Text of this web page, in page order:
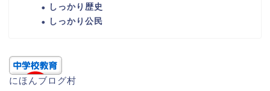
しっかり歴史
しっかり公民
にほんブログ村